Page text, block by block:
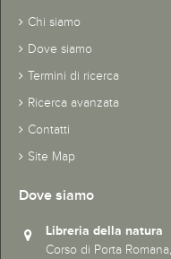
Chi siamo
Dove siamo
Termini di ricerca
Ricerca avanzata
Contatti
Site Map
Dove siamo
Libreria della natura
Corso di Porta